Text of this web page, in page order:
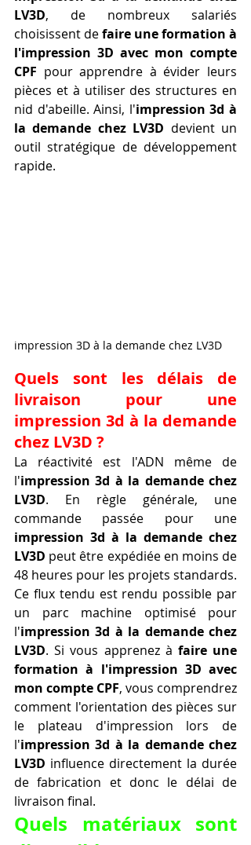
LV3D, de nombreux salariés
choisissent de faire une formation à
l'impression 3D avec mon compte
CPF pour apprendre à évider leurs
pièces et à utiliser des structures en
nid d'abeille. Ainsi, l'impression 3d à
la demande chez LV3D devient un
outil stratégique de développement
rapide.
impression 3D à la demande chez LV3D
Quels sont les délais de
livraison pour une
impression 3d à la demande
chez LV3D ?
La réactivité est l'ADN même de
l'impression 3d à la demande chez
LV3D. En règle générale, une
impression 3d à la demande chez
LV3D peut être expédiée en moins de
48 heures pour les projets standards.
Ce flux tendu est rendu possible par
un parc machine optimisé pour
l'impression 3d à la demande chez
LV3D. Si vous apprenez à faire une
formation à l'impression 3D avec
mon compte CPF, vous comprendrez
comment l'orientation des pièces sur
le plateau d'impression lors de
l'impression 3d à la demande chez
LV3D influence directement la durée
de fabrication et donc le délai de
livraison final.
Quels matériaux sont